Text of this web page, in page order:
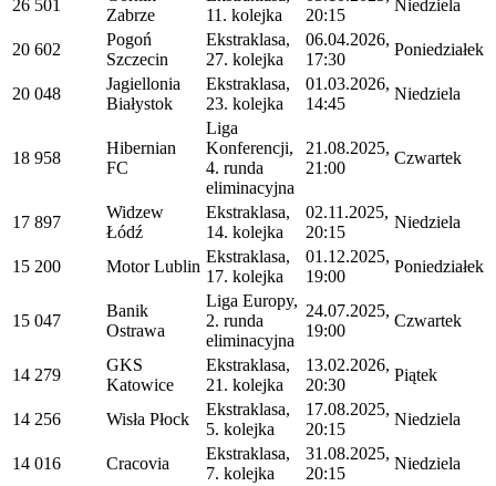
26 501
Zabrze
11. kolejka
20:15
Niedziela
20 602
Pogoń
Szczecin
Ekstraklasa,
27. kolejka
06.04.2026,
17:30
Poniedziałek
20 048
Jagiellonia
Białystok
Ekstraklasa,
23. kolejka
01.03.2026,
14:45
Niedziela
18 958
Hibernian
FC
Liga
Konferencji,
4. runda
eliminacyjna
21.08.2025,
21:00
Czwartek
17 897
Widzew
Łódź
Ekstraklasa,
14. kolejka
02.11.2025,
20:15
Niedziela
15 200 Motor Lublin
Ekstraklasa,
17. kolejka
01.12.2025,
19:00
Poniedziałek
15 047
Banik
Ostrawa
Liga Europy,
2. runda
eliminacyjna
24.07.2025,
19:00
Czwartek
14 279
GKS
Katowice
Ekstraklasa,
21. kolejka
13.02.2026,
20:30
Piątek
14 256 Wisła Płock
Ekstraklasa,
5. kolejka
17.08.2025,
20:15
Niedziela
14 016 Cracovia
Ekstraklasa,
7. kolejka
31.08.2025,
20:15
Niedziela